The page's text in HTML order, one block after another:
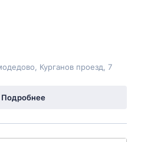
Курганов проезд, 7
Подробнее